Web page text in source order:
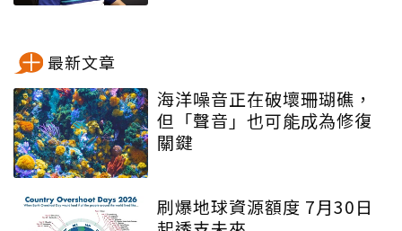
最新文章
海洋噪音正在破壞珊瑚礁，
但「聲音」也可能成為修復
關鍵
刷爆地球資源額度 7月30日